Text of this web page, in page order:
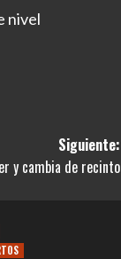
nivel
Siguiente:
y cambia de recinto